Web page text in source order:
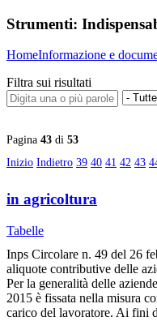
Strumenti:
HomeInformazione e
Filtra sui risultati
Pagina 43 di 53
Inizio Indietro 39 40 41 42 43
in agricoltura
Tabelle
Inps Circolare n. 49 del 26
aliquote contributive delle
Per la generalità delle
2015 è fissata nella misura
carico del lavoratore. Ai fini